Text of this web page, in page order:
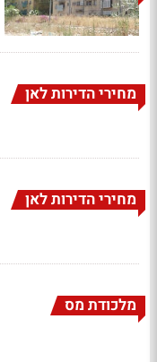
מחירי הדירות לאן
מחירי הדירות לאן
מלכודת מס